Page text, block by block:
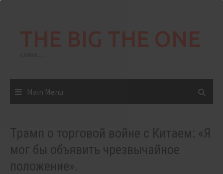
THE BIG THE ONE
Main Menu
Трамп о торговой войне с Китаем: «Я
мог бы объявить чрезвычайное
положение».